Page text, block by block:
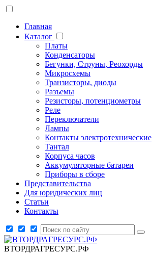
Главная
Каталог
Платы
Конденсаторы
Бегунки, Струны, Реохорды
Микросхемы
Транзисторы, диоды
Разъемы
Резисторы, потенциометры
Реле
Переключатели
Лампы
Контакты электротехнические
Тантал
Корпуса часов
Аккумуляторные батареи
Приборы в сборе
Представительства
Для юридических лиц
Статьи
Контакты
ВТОРДРАГРЕСУРС.РФ